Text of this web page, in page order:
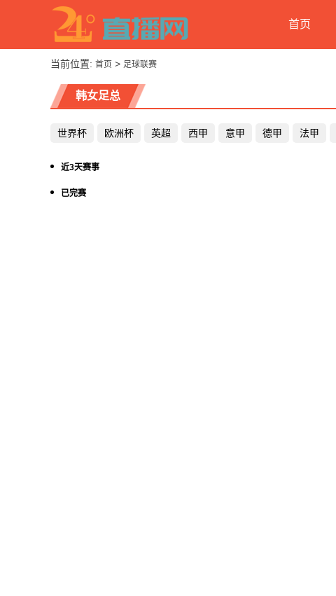
首页
当前位置: 首页 > 足球联赛
韩女足总
世界杯 欧洲杯 英超 西甲 意甲 德甲 法甲
近3天赛事
已完赛